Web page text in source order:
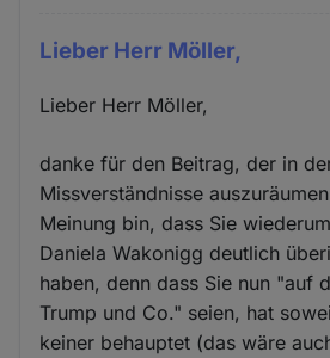
Lieber Herr Möller,
Lieber Herr Möller,
danke für den Beitrag, der in
Missverständnisse
Meinung bin, dass Sie
Daniela Wakonigg deutlich
haben, denn dass Sie nun "auf
Trump und Co." seien, hat
keiner behauptet (das wäre